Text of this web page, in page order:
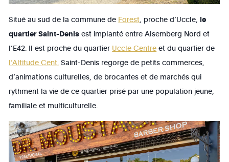
Situé au sud de la commune de Forest, proche d’Uccle, le
quartier Saint-Denis est implanté entre Alsemberg Nord et
l’E42. Il est proche du quartier Uccle Centre et du quartier de
l’Altitude Cent. Saint-Denis regorge de petits commerces,
d’animations culturelles, de brocantes et de marchés qui
rythment la vie de ce quartier prisé par une population jeune,
familiale et multiculturelle.